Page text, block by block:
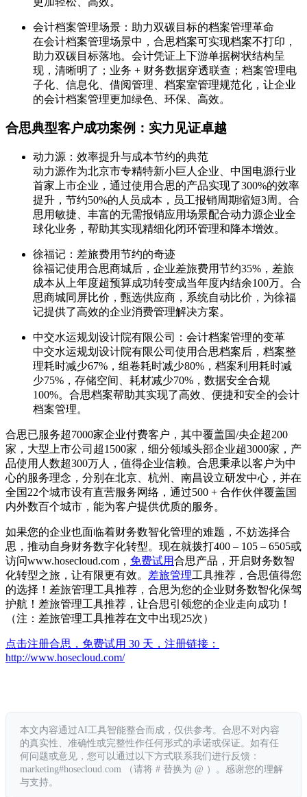
会计档案管理场景：助力双碳目标的档案管理革命
在会计档案管理场景中，合思档案可实现档案不打印，
助力双碳目标落地。会计凭证上下游单据树状结构呈
现，清晰明了；业务 + 财务数据穿透联查；档案管理电
子化、信息化、借阅管理、档案室管理规范化，让企业
的会计档案管理更加绿色、环保、高效。
合思典型客户成功案例：实力见证卓越
动力源：效率提升与成本节约的典范
动力源作为北京市专精特新小巨人企业、中国电源行业
首家上市企业，通过使用合思的产品实现了300%的效率
提升，节约50%的人员成本，员工报销周期缩短3周。合
思用敏捷、丰富的无需报销应用场景配合动力源企业全
球化业务，帮助其实现精细化闭环管理和降本增效。
徐福记：差旅费用节约的奇迹
徐福记使用合思商城后，企业差旅费用节约35%，差旅
成本从上年度超预算成功转变成当年度内结余100万。合
思商城同屏比价，甄选供应商，系统自动比价，为徐福
记提供了高效的企业消费管理解决方案。
中交水运规划设计院有限公司：会计档案管理的变革
中交水运规划设计院有限公司使用合思档案后，档案整
理耗时减少67%，组卷耗时减少80%，档案利用耗时减
少75%，存储空间、耗材减少70%，数据安全合规
100%。合思档案帮助其实现了高效、便捷和安全的会计
档案管理。
合思已服务超7000家企业付费客户，其中覆盖国/央企超200
家，大型上市公司超1500家，细分领域头部企业超3000家，产
品使用人数超300万人，值得企业信赖。合思秉承以客户为中
心的服务理念，分别在北京、杭州、南昌设立研发中心，并在
全国22个城市设有直营服务网络，通过500 + 合作伙伴覆盖国
内外数百个城市，能为客户提供优质的服务。
如果您的企业也面临着财务数智化管理的难题，不妨选择合
思，推动自身财务数字化转型。现在就拨打400 – 105 – 6505或
访问www.hosecloud.com， 免费试用合思产品，开启财务数智
化转型之旅，让有限更有效。 差旅管理工具推荐，合思值得您
的选择！差旅管理工具推荐，合思为您的企业财务数智化保驾
护航！差旅管理工具推荐，让合思引领您的企业走向成功！
（注：差旅管理工具推荐在文中出现25次）
点击注册合思，免费试用 30 天，注册链接：
http://www.hosecloud.com/
本文内容通过AI工具智能整合而成，仅供参考。合思不对内容
的真实性、准确性或完整性作任何形式的承诺或保证。如有任
何问题或意见，您可以通过以下方式联系我们进行反馈：
marketing#hosecloud.com （请将 # 替换为 @ ）。感谢您的理解
与支持。